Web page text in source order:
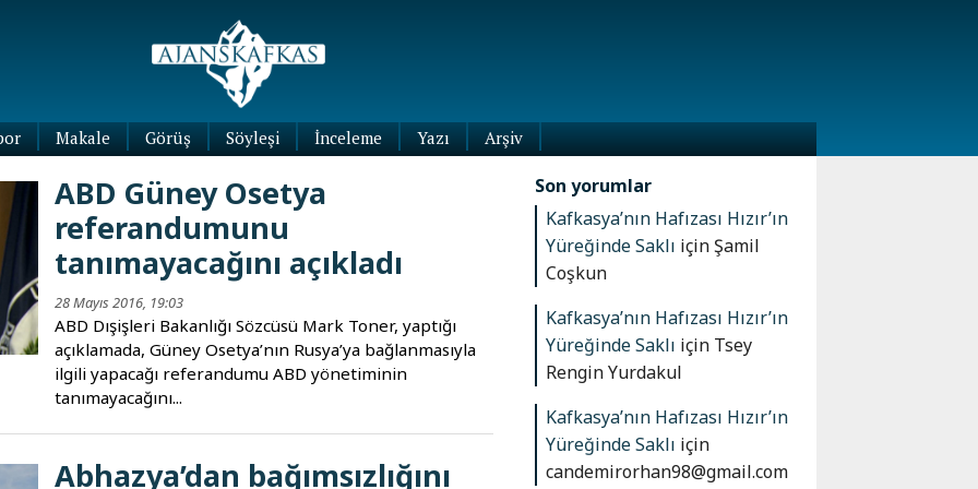
Makale Görüş Söyleşi İnceleme
Yazı
Arşiv
ABD Güney Osetya
referandumunu
tanımayacağını açıkladı
28 Mayıs 2016, 19:03
ABD Dışişleri Bakanlığı Sözcüsü Mark Toner, yaptığı
açıklamada, Güney Osetya’nın Rusya’ya bağlanmasıyla
ilgili yapacağı referandumu ABD yönetiminin
tanımayacağını...
Abhazya’dan bağımsızlığını
Son yorumlar
Kafkasya’nın Hafızası Hızır’ın
Yüreğinde Saklı içinŞamil
Coşkun
Kafkasya’nın Hafızası Hızır’ın
Yüreğinde Saklı için Tsey
Rengin Yurdakul
Kafkasya’nın Hafızası Hızır’ın
Yüreğinde Saklı için
candemirorhan98@gmail.com